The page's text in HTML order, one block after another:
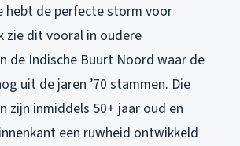
hebt de perfecte storm voor
zie dit vooral in oudere
de Indische Buurt Noord waar de
uit de jaren ’70 stammen. Die
zijn inmiddels 50+ jaar oud en
een ruwheid ontwikkeld